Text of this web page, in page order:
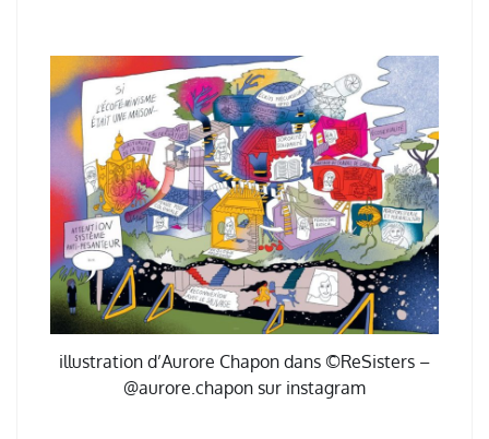
illustration d’Aurore Chapon dans ©ReSisters –
@aurore.chapon sur instagram